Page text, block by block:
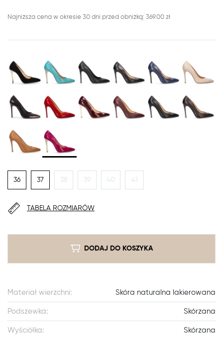
Najniższa cena w okresie 30 dni przed obniżką: 369.00 zł
36 37 38 39 40 41
TABELA ROZMIARÓW
DODAJ DO KOSZYKA
Materiał wierzchni: Skóra naturalna lakierowana
Podszewka: Skórzana
Wyściółka: Skórzana